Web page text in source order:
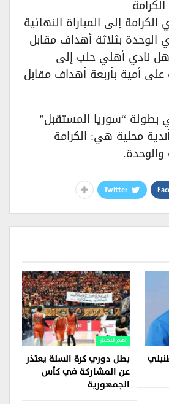
إلى المباراة النهائية
بثلاثة أهداف مقابل
نادي أهلي حلب إلى
أمية بأربعة أهداف مقابل
“سوريا المستقبل”
محلية هي: الكرامة
Twitter
اهم الاخبار
بطل دوري كرة السلة يعتذر
عن المشاركة في كأس
الجمهورية